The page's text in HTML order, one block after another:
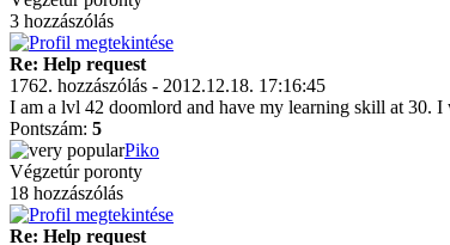
3 hozzászólás
Re: Help request
1762. hozzászólás - 2012.12.18. 17:16:45
I am a lvl 42 doomlord and have my learning skill at 30.
Pontszám: 5
Piko
Végzetúr poronty
18 hozzászólás
Re: Help request